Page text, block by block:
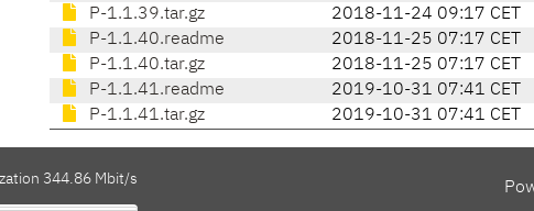
P-1.1.39.tar.gz
2018-11-24 09:17 CET
P-1.1.40.readme
2018-11-25 07:17 CET
P-1.1.40.tar.gz
2018-11-25 07:17 CET
P-1.1.41.readme
2019-10-31 07:41 CET
P-1.1.41.tar.gz
2019-10-31 07:41 CET
344.86 Mbit/s